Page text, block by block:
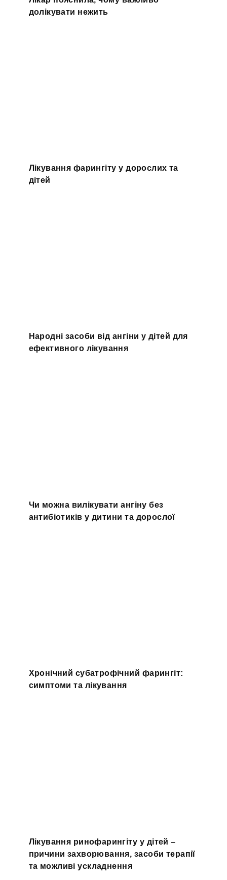
долікувати нежить
Лікування фарингіту у дорослих та
дітей
Народні засоби від ангіни у дітей для
ефективного лікування
Чи можна вилікувати ангіну без
антибіотиків у дитини та дорослої
Хронічний субатрофічний фарингіт:
симптоми та лікування
Лікування ринофарингіту у дітей –
причини захворювання, засоби терапії
та можливі ускладнення